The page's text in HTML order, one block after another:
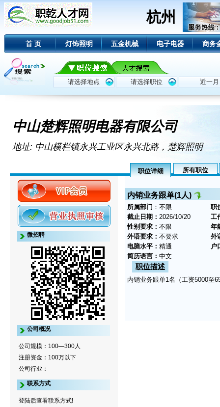
杭州
首 页 灯饰照明 五金机械 电子电器 商务
中山楚辉照明电器有限公司
地址: 中山横栏镇永兴工业区永兴北路，楚辉照明
职位详细 所有职位
微招聘
公司概况
公司规模：100—300人
注册资金：100万以下
公司行业：
联系方式
登陆后查看联系方式!
内销业务跟单(1人)
所属部门 ：不限
职
截止日期： 2026/10/20
工
性别要求： 不限
年
外语要求： 不要求
外
电脑水平： 精通
户
简历语言： 中文
职位描述
内销业务跟单1名（工资5000至